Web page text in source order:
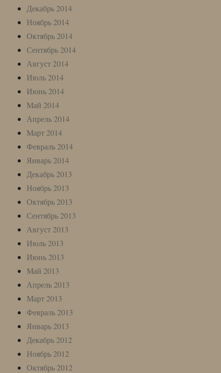
Декабрь 2014
Ноябрь 2014
Октябрь 2014
Сентябрь 2014
Август 2014
Июль 2014
Июнь 2014
Май 2014
Апрель 2014
Март 2014
Февраль 2014
Январь 2014
Декабрь 2013
Ноябрь 2013
Октябрь 2013
Сентябрь 2013
Август 2013
Июль 2013
Июнь 2013
Май 2013
Апрель 2013
Март 2013
Февраль 2013
Январь 2013
Декабрь 2012
Ноябрь 2012
Октябрь 2012